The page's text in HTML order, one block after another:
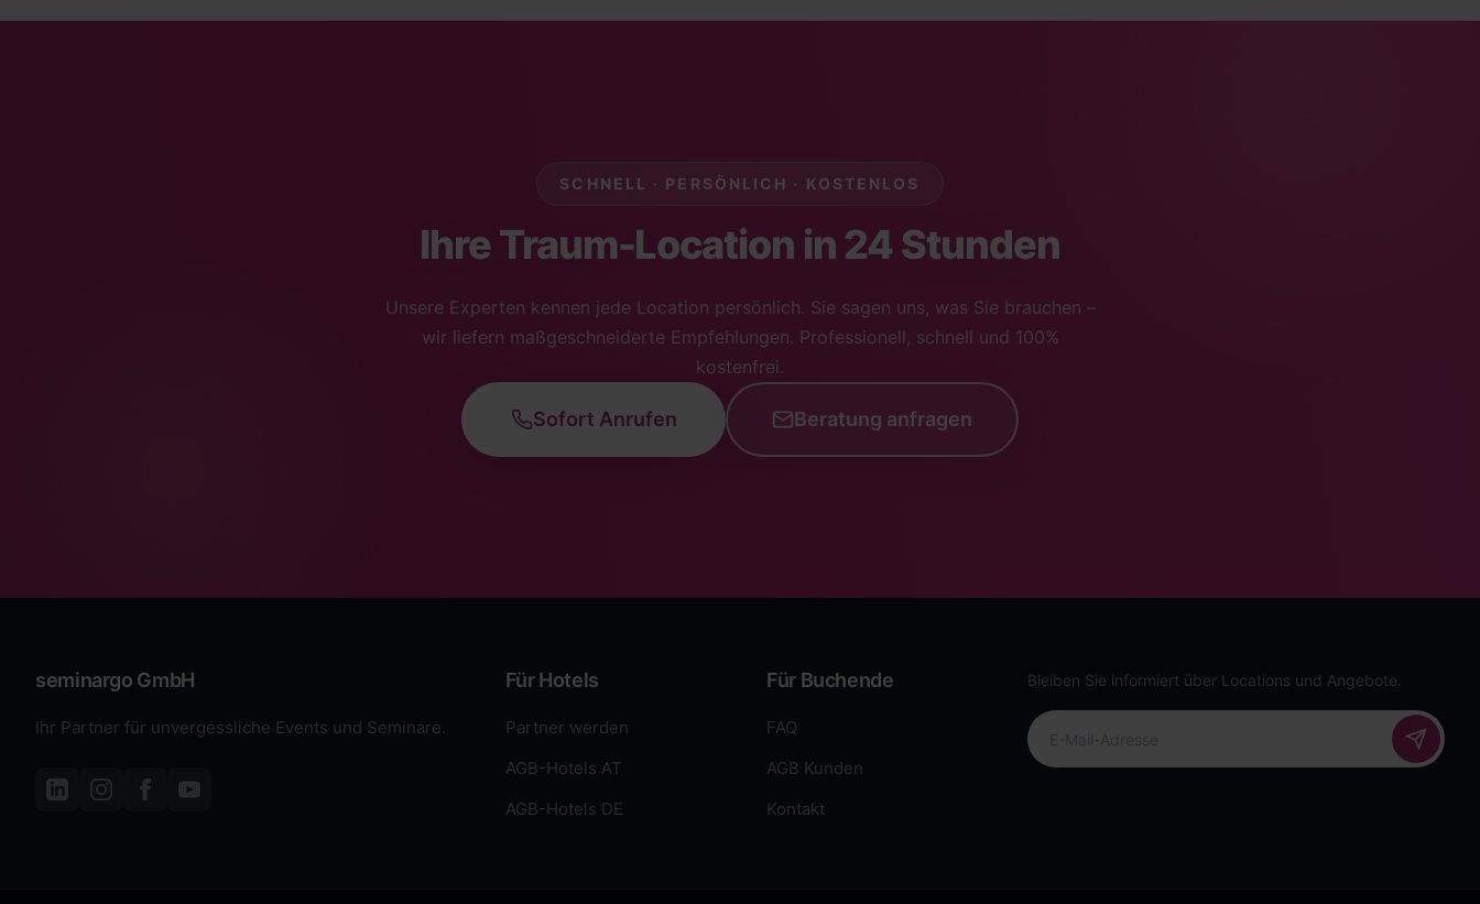
SCHNELL · PERSÖNLICH · KOSTENLOS
Ihre Traum-Location in 24 Stunden
Unsere Experten kennen jede Location persönlich. Sie sagen uns, was Sie brauchen –
wir liefern maßgeschneiderte Empfehlungen. Professionell, schnell und 100%
kostenfrei.
Sofort Anrufen Beratung anfragen
seminargo GmbH
Ihr Partner für unvergessliche Events und Seminare.
Für Hotels
Partner werden
AGB-Hotels AT
AGB-Hotels DE
Für Buchende
FAQ
AGB Kunden
Kontakt
Bleiben Sie informiert über Locations und Angebote.